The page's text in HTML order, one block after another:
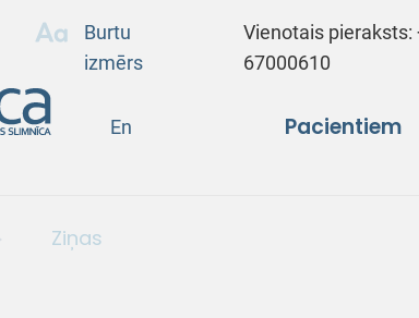
Burtu
izmērs
Vienotais pieraksts:
67000610
En Pacientiem
Ziņas